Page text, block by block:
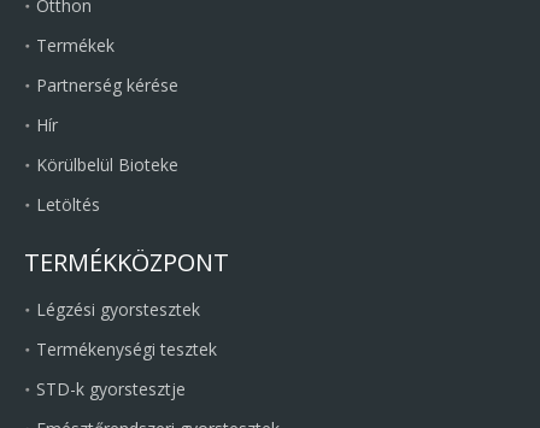
Otthon
Termékek
Partnerség kérése
Hír
Körülbelül Bioteke
Letöltés
TERMÉKKÖZPONT
Légzési gyorstesztek
Termékenységi tesztek
STD-k gyorstesztje